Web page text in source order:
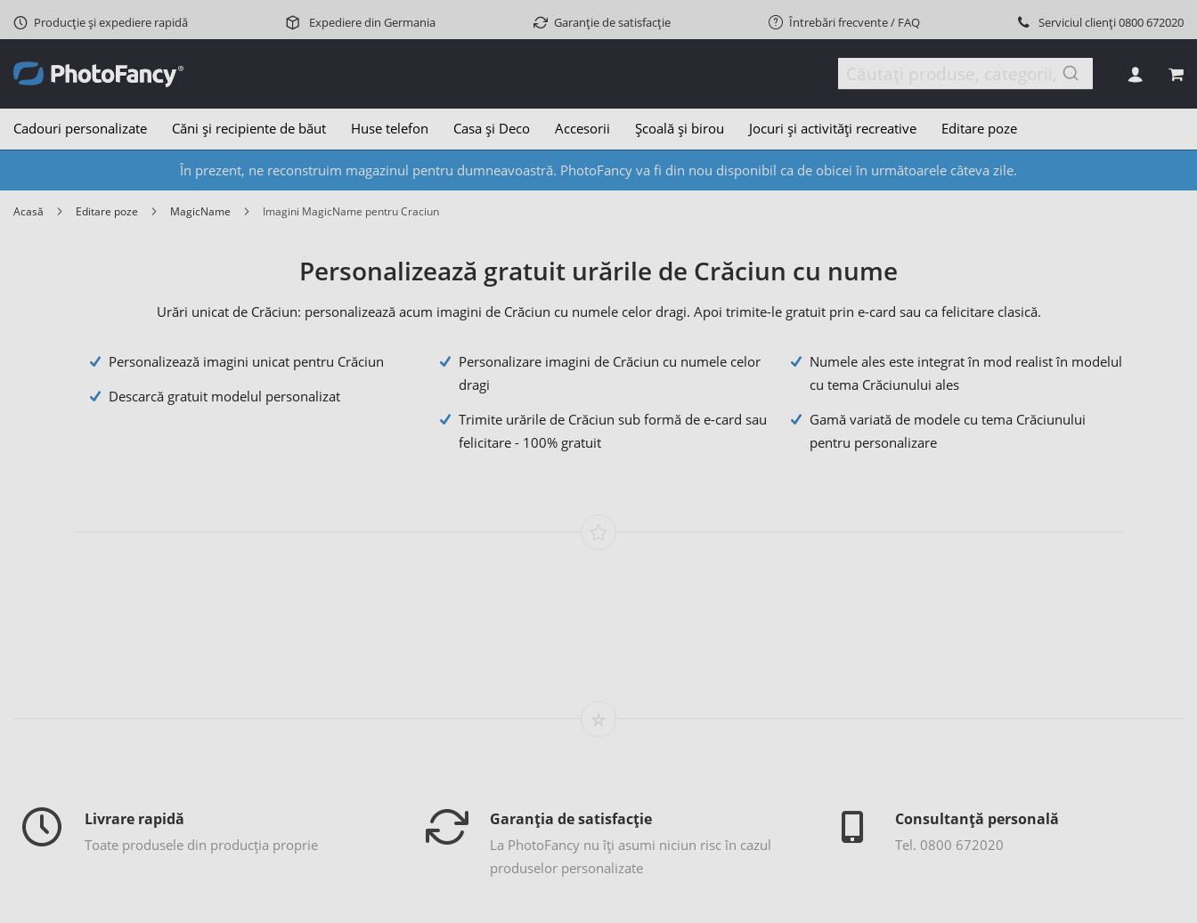
Producție și expediere rapidă Expediere din Germania Garanție de satisfacție Întrebări frecvente / FAQ Serviciul clienți0800 672020
Cadouri personalizate Căni și recipiente de băut Huse telefon Casa și Deco Accesorii Școală și birou Jocuri și activități recreative Editare poze
În prezent, ne reconstruim magazinul pentru dumneavoastră. PhotoFancy va fi din nou disponibil ca de obicei în următoarele câteva zile.
Acasă Editare poze MagicName Imagini MagicName pentru Craciun
Personalizează gratuit urările de Crăciun cu nume
Urări unicat de Crăciun: personalizează acum imagini de Crăciun cu numele celor dragi. Apoi trimite-le gratuit prin e-card sau ca felicitare clasică.
Personalizează imagini unicat pentru Crăciun
Descarcă gratuit modelul personalizat
Personalizare imagini de Crăciun cu numele celor
dragi
Trimite urările de Crăciun sub formă de e-card sau
felicitare - 100% gratuit
Numele ales este integrat în mod realist în modelul
cu tema Crăciunului ales
Gamă variată de modele cu tema Crăciunului
pentru personalizare
Livrare rapidă
Toate produsele din producția proprie
Garanția de satisfacție
La PhotoFancy nu îţi asumi niciun risc în cazul
produselor personalizate
Consultanță personală
Tel. 0800 672020